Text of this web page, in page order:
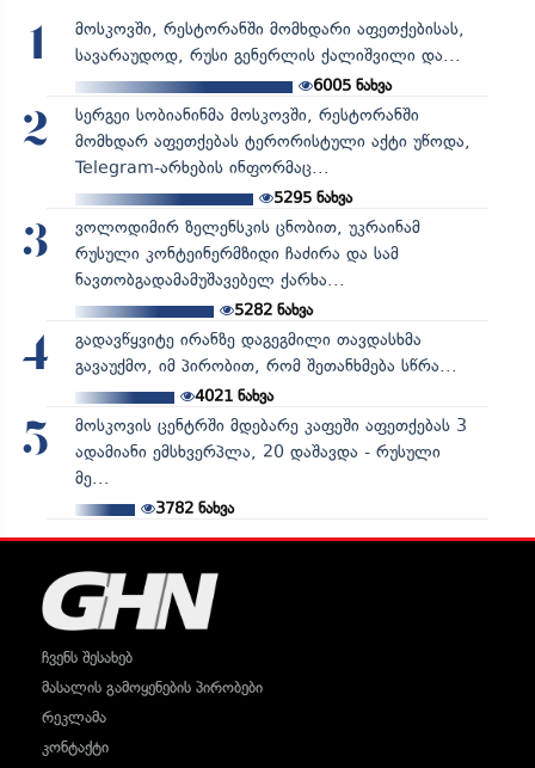
1
მოსკოვში, რესტორანში მომხდარი აფეთქებისას,
სავარაუდოდ, რუსი გენერლის ქალიშვილი და...
6005 ნახვა
2
სერგეი სობიანინმა მოსკოვში, რესტორანში
მომხდარ აფეთქებას ტერორისტული აქტი უწოდა,
Telegram-არხების ინფორმაც...
5295ნახვა
3
ვოლოდიმირ ზელენსკის ცნობით, უკრაინამ
რუსული კონტეინერმზიდი ჩაძირა და სამ
ნავთობგადამამუშავებელ ქარხა...
5282ნახვა
4
გადავწყვიტე ირანზე დაგეგმილი თავდასხმა
გავაუქმო, იმ პირობით, რომ შეთანხმება სწრა...
4021ნახვა
5
მოსკოვის ცენტრში მდებარე კაფეში აფეთქებას 3
ადამიანი ემსხვერპლა, 20 დაშავდა - რუსული
მე...
3782ნახვა
ჩვენს შესახებ
მასალის გამოყენების პირობები
რეკლამა
კონტაქტი